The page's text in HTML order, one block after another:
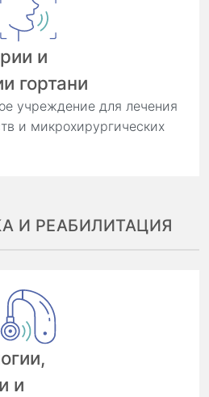
и
гортани
учреждение для лечения
и микрохирургических
И РЕАБИЛИТАЦИЯ
и